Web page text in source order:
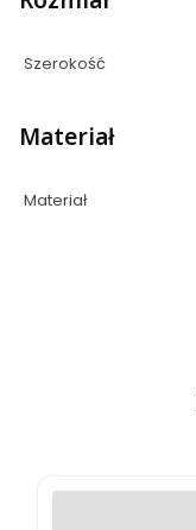
Szerokość
Materiał
Materiał